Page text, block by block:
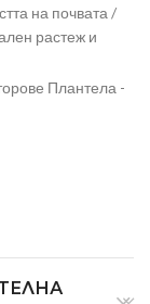
на почвата /
растеж и